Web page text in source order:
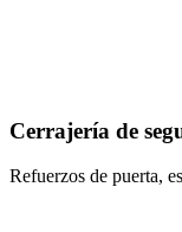
Cerrajería de
Refuerzos de puerta,